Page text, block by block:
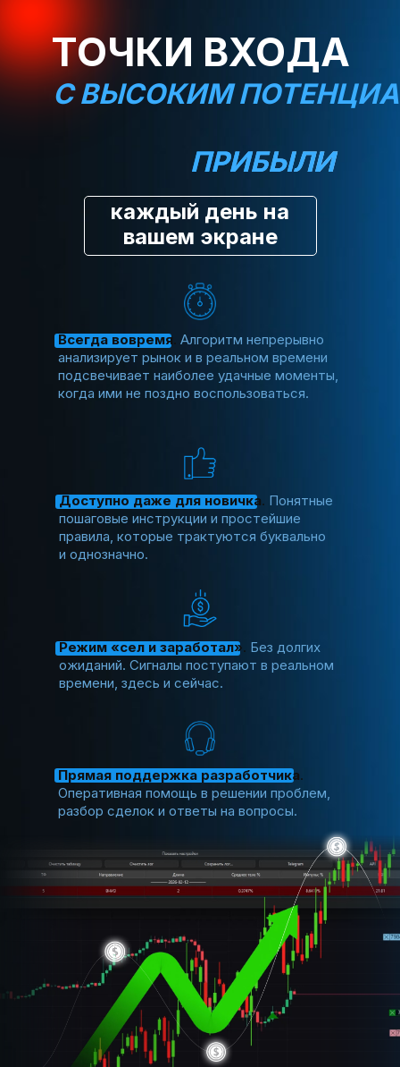
С ВЫСОКИМ
каждый день на
вашем экране
ПРИБЫЛИ
ТОЧКИ ВХОДА
Прямая поддержка разработчика.
Оперативная помощь в решении проблем,
разбор сделок и ответы на вопросы.
Режим «сел и заработал». Без долгих
ожиданий. Сигналы поступают в реальном
времени, здесь и сейчас.
Доступно даже для новичка. Понятные
пошаговые инструкции и простейшие
правила, которые трактуются буквально
и однозначно.
Всегда вовремя. Алгоритм непрерывно
анализирует рынок и в реальном времени
подсвечивает наиболее удачные моменты,
когда ими не поздно воспользоваться.